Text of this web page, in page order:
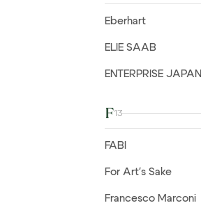
Eberhart
ELIE SAAB
ENTERPRISE JAPAN
F13
FABI
For Art's Sake
Francesco Marconi